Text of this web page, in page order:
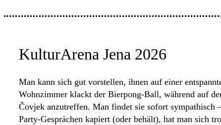
KulturArena Jena 2026
Man kann sich gut vorstellen, ihnen auf einer
Wohnzimmer klackt der Bierpong-Ball, während auf
Čovjek anzutreffen. Man findet sie sofort sympathisch
Party-Gesprächen kapiert (oder behält), hat man sich